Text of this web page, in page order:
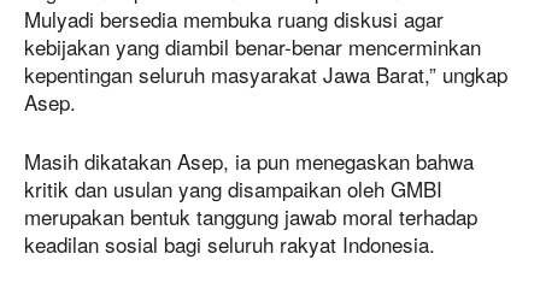
Mulyadi bersedia membuka ruang diskusi agar
kebijakan yang diambil benar-benar mencerminkan
kepentingan seluruh masyarakat Jawa Barat,” ungkap
Asep.
Masih dikatakan Asep, ia pun menegaskan bahwa
kritik dan usulan yang disampaikan oleh GMBI
merupakan bentuk tanggung jawab moral terhadap
keadilan sosial bagi seluruh rakyat Indonesia.